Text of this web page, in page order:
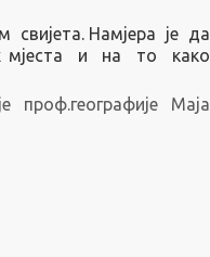
Намјера је да
мјеста и на то како
Маја